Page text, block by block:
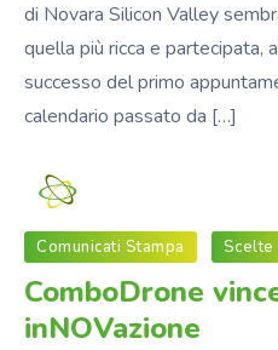
di Novara Silicon Valley
quella più ricca e partecipata,
successo del primo
calendario passato da […]
Comunicati Stampa Scelte
ComboDrone
inNOVazione